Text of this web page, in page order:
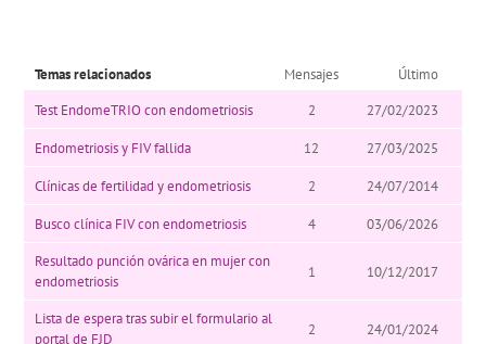
Temas relacionados Mensajes
Último
Test EndomeTRIO con endometriosis
2 27/02/2023
Endometriosis y FIV fallida 12 27/03/2025
Clínicas de fertilidad y endometriosis 2 24/07/2014
Busco clínica FIV con endometriosis 4
03/06/2026
Resultado punción ovárica en mujer con
endometriosis
1 10/12/2017
Lista de espera tras subir el formulario al
portal de FJD
2 24/01/2024